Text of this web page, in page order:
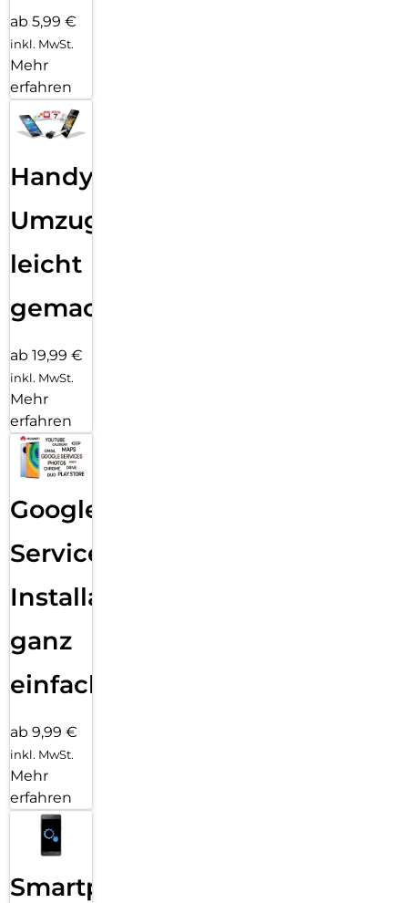
ab 5,99 €
inkl. MwSt.
Mehr
erfahren
Handy
Umzug
leicht
gemacht!
ab 19,99 €
inkl. MwSt.
Mehr
erfahren
Google
Services
Installation
ganz
einfach
ab 9,99 €
inkl. MwSt.
Mehr
erfahren
Smartphone